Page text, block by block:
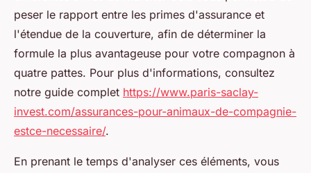
peser le rapport entre les primes d'assurance et
l'étendue de la couverture, afin de déterminer la
formule la plus avantageuse pour votre compagnon à
quatre pattes. Pour plus d'informations, consultez
notre guide complet https://www.paris-saclay-
invest.com/assurances-pour-animaux-de-compagnie-
estce-necessaire/.
En prenant le temps d'analyser ces éléments, vous